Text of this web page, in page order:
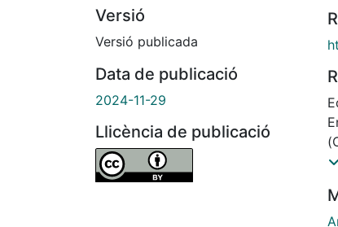
Versió
Versió publicada
Data de publicació
2024-11-29
Llicència de publicació